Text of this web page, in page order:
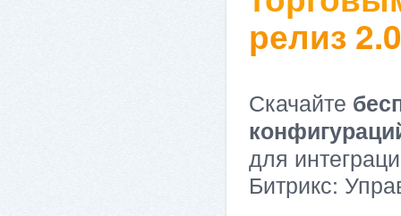
релиз
Скачайте
для
Битрикс: